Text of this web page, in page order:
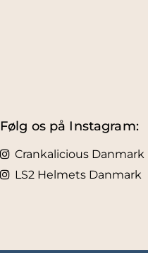
Følg os på Instagram:
Crankalicious Danmark
LS2 Helmets Danmark